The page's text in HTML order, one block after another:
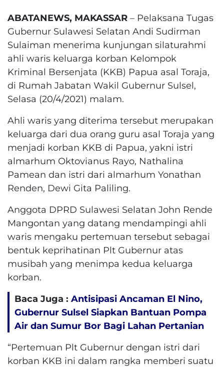
ABATANEWS, MAKASSAR – Pelaksana Tugas
Gubernur Sulawesi Selatan Andi Sudirman
Sulaiman menerima kunjungan silaturahmi
ahli waris keluarga korban Kelompok
Kriminal Bersenjata (KKB) Papua asal Toraja,
di Rumah Jabatan Wakil Gubernur Sulsel,
Selasa (20/4/2021) malam.
Ahli waris yang diterima tersebut merupakan
keluarga dari dua orang guru asal Toraja yang
menjadi korban KKB di Papua, yakni istri
almarhum Oktovianus Rayo, Nathalina
Pamean dan istri dari almarhum Yonathan
Renden, Dewi Gita Paliling.
Anggota DPRD Sulawesi Selatan John Rende
Mangontan yang datang mendampingi ahli
waris mengaku pertemuan tersebut sebagai
bentuk keprihatinan Plt Gubernur atas
musibah yang menimpa kedua keluarga
korban.
Baca Juga : Antisipasi Ancaman El Nino,
Gubernur Sulsel Siapkan Bantuan Pompa
Air dan Sumur Bor Bagi Lahan Pertanian
“Pertemuan Plt Gubernur dengan istri dari
korban KKB ini dalam rangka memberi suatu